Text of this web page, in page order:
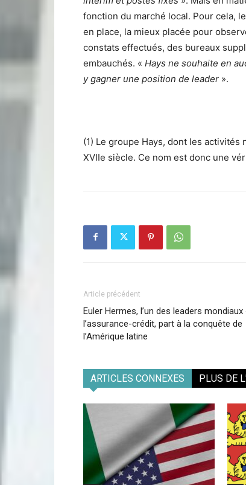
fonction du marché local. Pour cela,
en place, la mieux placée pour
constats effectués, des bureaux
embauchés. « Hays ne souhaite en
y gagner une position de leader ».
(1) Le groupe Hays, dont les
XVIIe siècle. Ce nom est donc une
Article précédent
Euler Hermes, l’un des leaders mondiaux
l’assurance-crédit, part à la conquête de
l’Amérique latine
ARTICLES CONNEXES PLUS DE